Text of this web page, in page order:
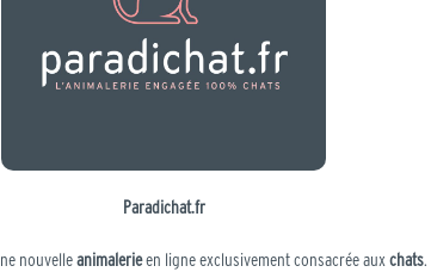
Paradichat.fr
nouvelleanimalerieen ligne exclusivement consacrée aux chats.